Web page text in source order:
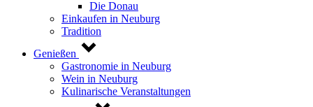
Die Donau
Einkaufen in Neuburg
Tradition
Genießen
Gastronomie in Neuburg
Wein in Neuburg
Kulinarische Veranstaltungen